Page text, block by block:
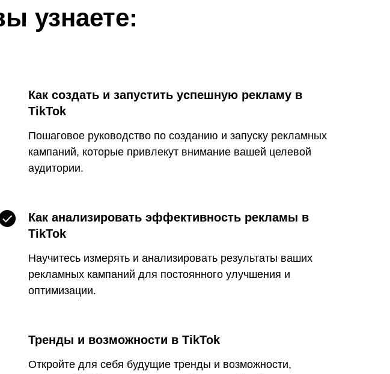
узнаете:
Как создать и запустить успешную рекламу в
TikTok
Пошаговое руководство по созданию и запуску рекламных
кампаний, которые привлекут внимание вашей целевой
аудитории.
Как анализировать эффективность рекламы в
TikTok
Научитесь измерять и анализировать результаты ваших
рекламных кампаний для постоянного улучшения и
оптимизации.
Тренды и возможности в TikTok
Откройте для себя будущие тренды и возможности,